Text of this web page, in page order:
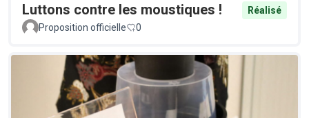
Luttons contre les moustiques !
Réalisé
Proposition officielle
0